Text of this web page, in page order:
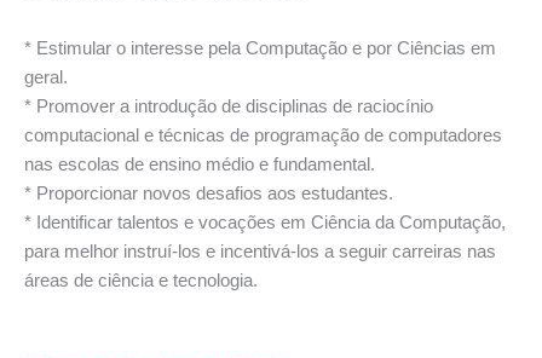
* Estimular o interesse pela Computação e por Ciências em
geral.
* Promover a introdução de disciplinas de raciocínio
computacional e técnicas de programação de computadores
nas escolas de ensino médio e fundamental.
* Proporcionar novos desafios aos estudantes.
* Identificar talentos e vocações em Ciência da Computação,
para melhor instruí-los e incentivá-los a seguir carreiras nas
áreas de ciência e tecnologia.